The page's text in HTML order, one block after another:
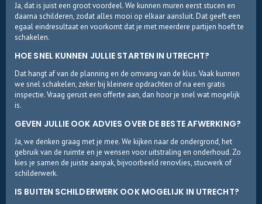
Ja, dat is juist een groot voordeel. We kunnen muren eerst stucen en
daarna schilderen, zodat alles mooi op elkaar aansluit. Dat geeft een
egaal eindresultaat en voorkomt dat je met meerdere partijen hoeft te
schakelen.
HOE SNEL KUNNEN JULLIE STARTEN IN UTRECHT?
Dat hangt af van de planning en de omvang van de klus. Vaak kunnen
we snel schakelen, zeker bij kleinere opdrachten of na een gratis
inspectie. Vraag gerust een offerte aan, dan hoor je snel wat mogelijk
is.
GEVEN JULLIE OOK ADVIES OVER DE BESTE AFWERKING?
Ja, we denken graag met je mee. We kijken naar de ondergrond, het
gebruik van de ruimte en je wensen voor uitstraling en onderhoud. Zo
kies je samen de juiste aanpak, bijvoorbeeld renovlies, stucwerk of
schilderwerk.
IS BUITEN SCHILDERWERK OOK MOGELIJK IN UTRECHT?